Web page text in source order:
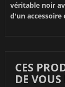
véritable noir
d'un
CES
DE VOUS